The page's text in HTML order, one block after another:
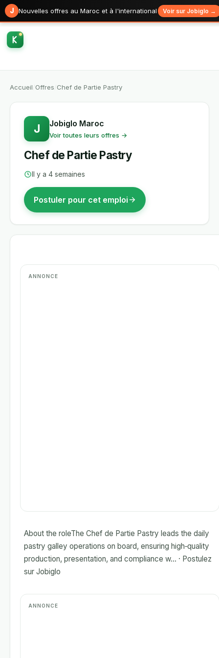
J Nouvelles offres au Maroc et à l'international Voir sur Jobiglo →
Accueil Offres Chef de Partie Pastry
J Jobiglo Maroc
Voir toutes leurs offres →
Chef de Partie Pastry
Il y a 4 semaines
Postuler pour cet emploi
About the roleThe Chef de Partie Pastry leads the daily
pastry galley operations on board, ensuring high‑quality
production, presentation, and compliance w... · Postulez
sur Jobiglo